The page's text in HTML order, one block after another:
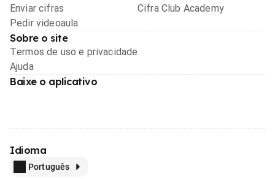
Enviar cifras
Pedir videoaula
Cifra Club Academy
Sobre o site
Termos de uso e privacidade
Ajuda
Baixe o aplicativo
Idioma
Português